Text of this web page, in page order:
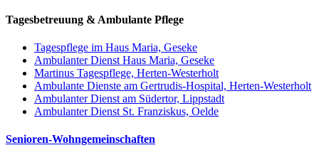
Tagesbetreuung & Ambulante Pflege
Tagespflege im Haus Maria, Geseke
Ambulanter Dienst Haus Maria, Geseke
Martinus Tagespflege, Herten-Westerholt
Ambulante Dienste am Gertrudis-Hospital, Herten-Westerholt
Ambulanter Dienst am Südertor, Lippstadt
Ambulanter Dienst St. Franziskus, Oelde
Senioren-Wohngemeinschaften